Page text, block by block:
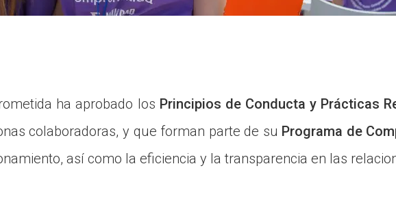
ha aprobado los Principios de Conducta y Prácticas
colaboradoras, y que forman parte de su Programa de
así como la eficiencia y la transparencia en las